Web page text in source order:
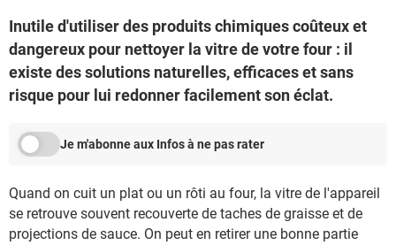
Inutile d'utiliser des produits chimiques coûteux et
dangereux pour nettoyer la vitre de votre four : il
existe des solutions naturelles, efficaces et sans
risque pour lui redonner facilement son éclat.
Je m'abonne aux Infos à ne pas rater
Quand on cuit un plat ou un rôti au four, la vitre de l'appareil
se retrouve souvent recouverte de taches de graisse et de
projections de sauce. On peut en retirer une bonne partie